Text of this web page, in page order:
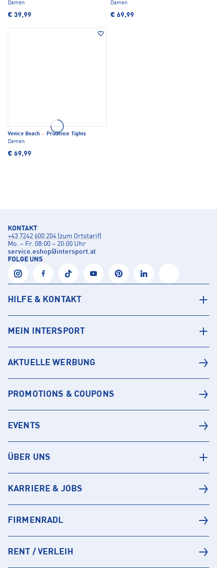
Damen
€ 39,99
Damen
€ 69,99
Venice Beach ·
Prudence Tights
Damen
€ 69,99
KONTAKT
+43 7242 600 204 (zum Ortstarif)
Mo. – Fr. 08:00 – 20:00 Uhr
service.eshop@intersport.at
FOLGE UNS
HILFE & KONTAKT
MEIN INTERSPORT
AKTUELLE WERBUNG
PROMOTIONS & COUPONS
EVENTS
ÜBER UNS
KARRIERE & JOBS
FIRMENRADL
RENT / VERLEIH